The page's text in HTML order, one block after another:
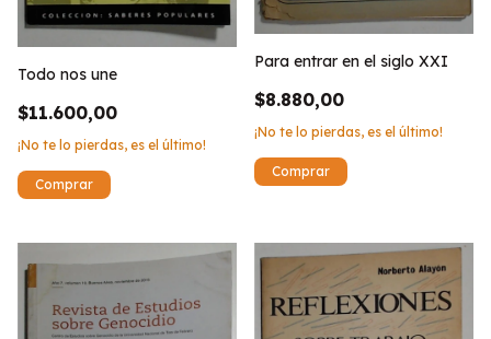
Todo nos une
$11.600,00
¡No te lo pierdas, es el último!
Para entrar en el siglo XXI
$8.880,00
¡No te lo pierdas, es el último!